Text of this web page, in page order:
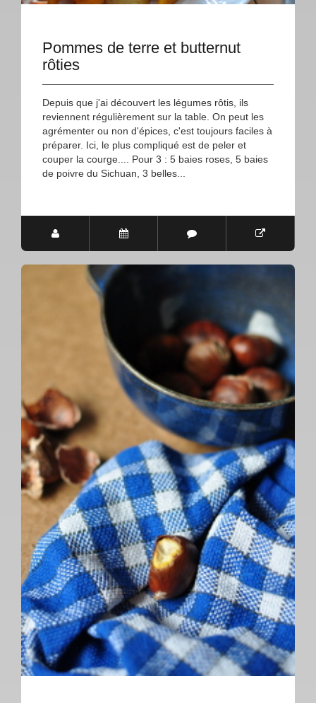
Pommes de terre et butternut
rôties
Depuis que j'ai découvert les légumes rôtis, ils
reviennent régulièrement sur la table. On peut les
agrémenter ou non d'épices, c'est toujours faciles à
préparer. Ici, le plus compliqué est de peler et
couper la courge.... Pour 3 : 5 baies roses, 5 baies
de poivre du Sichuan, 3 belles...